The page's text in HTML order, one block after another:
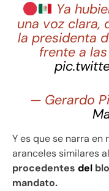
Ya
una voz clara,
la presidenta
frente a
— Gerardo
Y es que se narra en
aranceles similares
procedentes del
mandato.